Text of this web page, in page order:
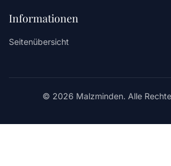
Informationen
Seitenübersicht
© 2026 Malzminden. Alle